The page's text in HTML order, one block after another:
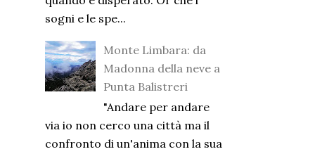
sogni e le spe...
Monte Limbara: da
Madonna della neve a
Punta Balistreri
"Andare per andare
via io non cerco una città ma il
confronto di un'anima con la sua